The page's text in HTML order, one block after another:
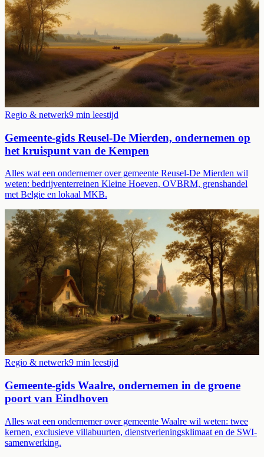
Regio & netwerk9 min leestijd
Gemeente-gids Reusel-De Mierden, ondernemen op
het kruispunt van de Kempen
Alles wat een ondernemer over gemeente Reusel-De Mierden wil
weten: bedrijventerreinen Kleine Hoeven, OVBRM, grenshandel
met Belgie en lokaal MKB.
Regio & netwerk9 min leestijd
Gemeente-gids Waalre, ondernemen in de groene
poort van Eindhoven
Alles wat een ondernemer over gemeente Waalre wil weten: twee
kernen, exclusieve villabuurten, dienstverleningsklimaat en de SWI-
samenwerking.